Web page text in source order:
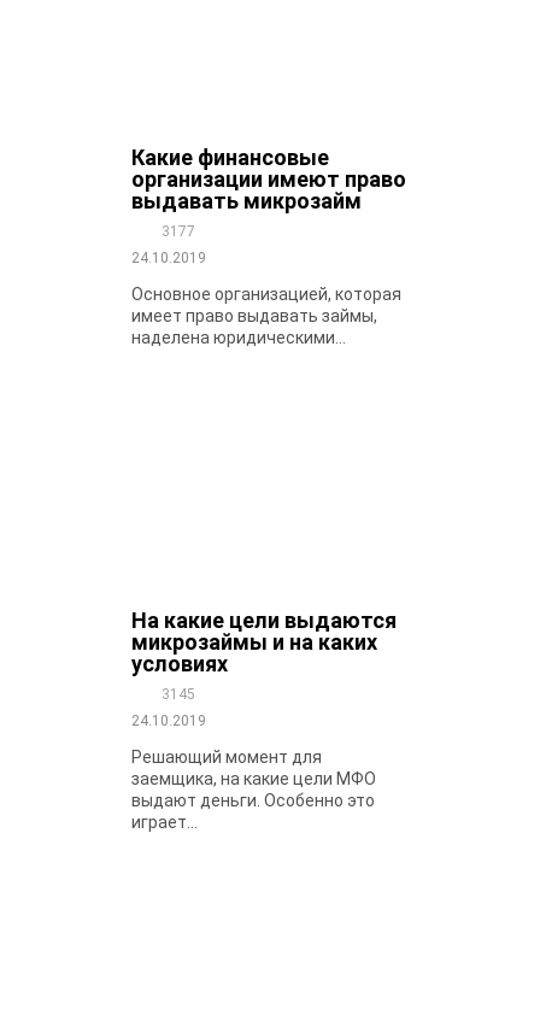
Какие финансовые
организации имеют право
выдавать микрозайм
3177
24.10.2019
Основное организацией, которая
имеет право выдавать займы,
наделена юридическими...
На какие цели выдаются
микрозаймы и на каких
условиях
3145
24.10.2019
Решающий момент для
заемщика, на какие цели МФО
выдают деньги. Особенно это
играет...